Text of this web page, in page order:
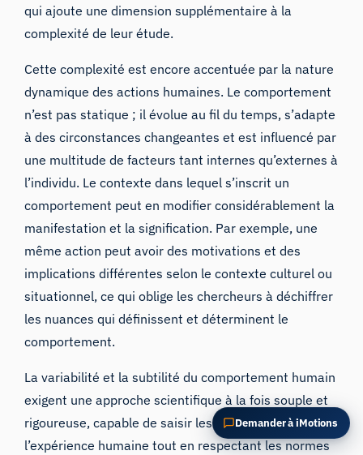
qui ajoute une dimension supplémentaire à la
complexité de leur étude.
Cette complexité est encore accentuée par la nature
dynamique des actions humaines. Le comportement
n’est pas statique ; il évolue au fil du temps, s’adapte
à des circonstances changeantes et est influencé par
une multitude de facteurs tant internes qu’externes à
l’individu. Le contexte dans lequel s’inscrit un
comportement peut en modifier considérablement la
manifestation et la signification. Par exemple, une
même action peut avoir des motivations et des
implications différentes selon le contexte culturel ou
situationnel, ce qui oblige les chercheurs à déchiffrer
les nuances qui définissent et déterminent le
comportement.
La variabilité et la subtilité du comportement humain
exigent une approche scientifique à la fois souple et
rigoureuse, capable de saisir les nuances de
l’expérience humaine tout en respectant les normes
Demander à iMotions
les ressources, ou décrivez ce que vous
souhaitez étudier.
fonction de votre demande.
POSER UNE QUESTION SUR CET ARTICLE
Résumer cet article
Pourquoi est-ce important ?
Comment pourrais-je appliquer cela ?